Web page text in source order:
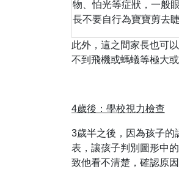
物、怕光等症狀，一般
長不要自行為寶寶剪去
此外，這之間家長也可
不到飛機或螞蟻等極大
4歲後：學校視力檢查
3歲半之後，因為孩子的
表，讓孩子判別圖形中
致他看不清楚，確認原